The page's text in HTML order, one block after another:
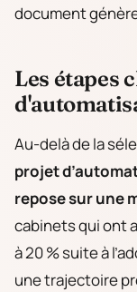
document
Les étapes
Au-delà de la
projet
repose sur une
cabinets qui ont
à 20 % suite à
une trajectoire